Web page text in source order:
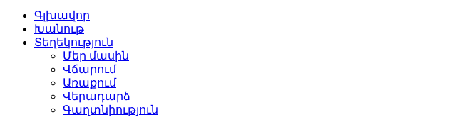
Գլխավոր
Խանութ
Տեղեկություն
Մեր մասին
Վճարում
Առաքում
Վերադարձ
Գաղտնիություն